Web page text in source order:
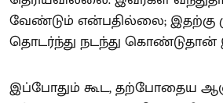
வேண்டும் என்பதில்லை; இதற்கு
தொடர்ந்து நடந்து கொண்டுதான்
இப்போதும் கூட, தற்போதைய